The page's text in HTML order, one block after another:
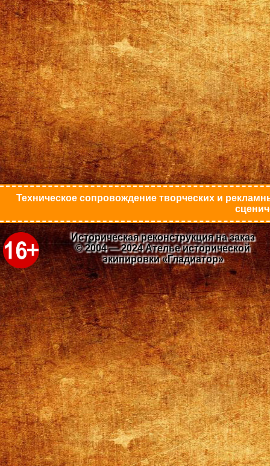
Техническое сопровождение творческих и
Историческая реконструкция на заказ
© 2004 — 2024 Ателье исторической
экипировки «Гладиатор»